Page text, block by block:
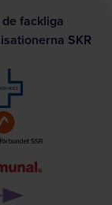
fackliga
SKR